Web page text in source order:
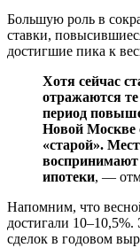
Большую роль в
ставки,
достигшие пика к
Хотя сейчас
отражаются
период
Новой Москве
«старой».
воспринимают
ипотеки, —
Напомним, что
достигали
сделок в годовом